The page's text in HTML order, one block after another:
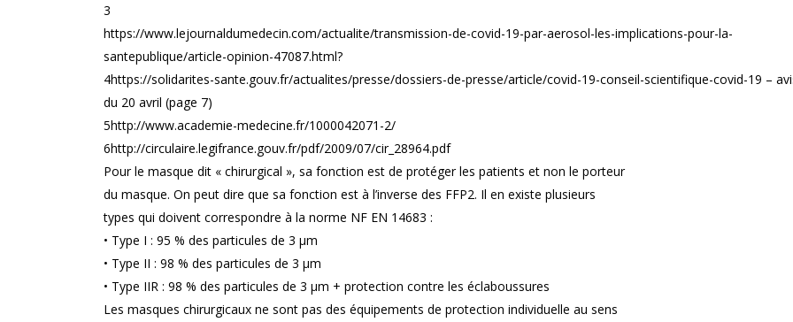
3
https://www.lejournaldumedecin.com/actualite/transmission-de-covid-19-par-aerosol-les-implications-pour-la-
santepublique/article-opinion-47087.html?
4https://solidarites-sante.gouv.fr/actualites/presse/dossiers-de-presse/article/covid-19-conseil-scientifique-covid-19 –
du 20 avril (page 7)
5http://www.academie-medecine.fr/1000042071-2/
6http://circulaire.legifrance.gouv.fr/pdf/2009/07/cir_28964.pdf
Pour le masque dit « chirurgical », sa fonction est de protéger les patients et non le porteur
du masque. On peut dire que sa fonction est à l’inverse des FFP2. Il en existe plusieurs
types qui doivent correspondre à la norme NF EN 14683 :
• Type I : 95 % des particules de 3 μm
• Type II : 98 % des particules de 3 μm
• Type IIR : 98 % des particules de 3 μm + protection contre les éclaboussures
Les masques chirurgicaux ne sont pas des équipements de protection individuelle au sens